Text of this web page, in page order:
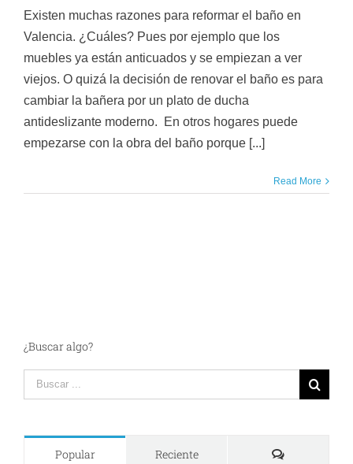
Existen muchas razones para reformar el baño en
Valencia. ¿Cuáles? Pues por ejemplo que los
muebles ya están anticuados y se empiezan a ver
viejos. O quizá la decisión de renovar el baño es para
cambiar la bañera por un plato de ducha
antideslizante moderno. En otros hogares puede
empezarse con la obra del baño porque [...]
Read More
¿Buscar algo?
Search
for:
Popular Reciente Comments